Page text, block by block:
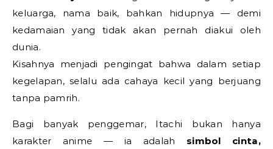
keluarga, nama baik, bahkan hidupnya — demi
kedamaian yang tidak akan pernah diakui oleh
dunia.
Kisahnya menjadi pengingat bahwa dalam setiap
kegelapan, selalu ada cahaya kecil yang berjuang
tanpa pamrih.
Bagi banyak penggemar, Itachi bukan hanya
karakter anime — ia adalah simbol cinta,